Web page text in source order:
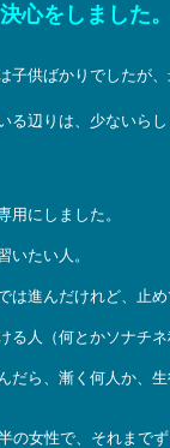
心をしました
子供ばかりでしたが
る辺りは、少ないら
用にしました。
いたい人。
は進んだけれど、止
る人（何とかソナチ
だら、漸く何人か、
の女性で、それまで